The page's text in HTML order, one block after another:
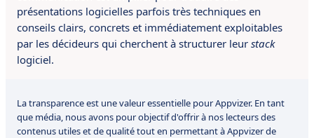
présentations logicielles parfois très techniques en
conseils clairs, concrets et immédiatement exploitables
par les décideurs qui cherchent à structurer leur stack
logiciel.
La transparence est une valeur essentielle pour Appvizer. En tant
que média, nous avons pour objectif d'offrir à nos lecteurs des
contenus utiles et de qualité tout en permettant à Appvizer de